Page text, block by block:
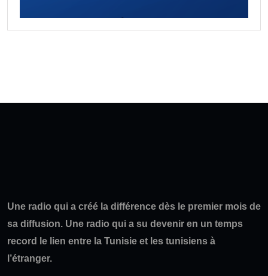
Une radio qui a créé la différence dès le premier mois de
sa diffusion. Une radio qui a su devenir en un temps
record le lien entre la Tunisie et les tunisiens à
l’étranger.